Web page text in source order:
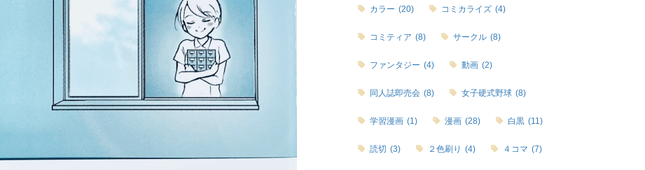
カラー (20) コミカライズ (4)
コミティア (8) サークル (8)
ファンタジー (4) 動画 (2)
同人誌即売会 (8) 女子硬式野球 (8)
学習漫画 (1) 漫画 (28) 白黒 (11)
読切 (3) ２色刷り (4) ４コマ (7)